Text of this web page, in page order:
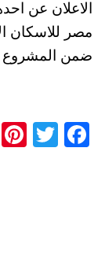
الاعلان عن
ضمن المشروع
Fa
T